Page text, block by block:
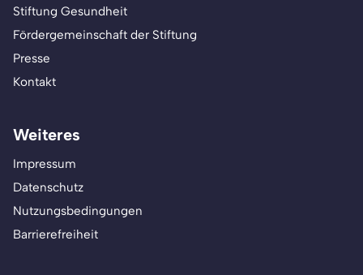
Stiftung Gesundheit
Fördergemeinschaft der Stiftung
Presse
Kontakt
Weiteres
Impressum
Datenschutz
Nutzungsbedingungen
Barrierefreiheit